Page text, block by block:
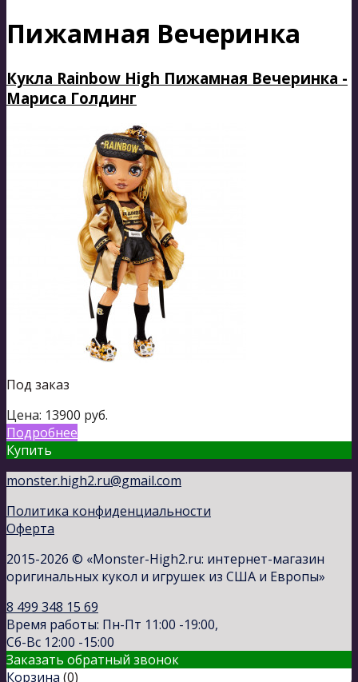
Пижамная Вечеринка
Кукла Rainbow High Пижамная Вечеринка -
Мариса Голдинг
Под заказ
Цена: 13900 руб.
Подробнее
Купить
monster.high2.ru@gmail.com
Политика конфиденциальности
Оферта
2015-2026 © «Monster-High2.ru: интернет-магазин
оригинальных кукол и игрушек из США и Европы»
8 499 348 15 69
Время работы: Пн-Пт 11:00 -19:00,
Сб-Вс 12:00 -15:00
Заказать обратный звонок
Корзина (0)